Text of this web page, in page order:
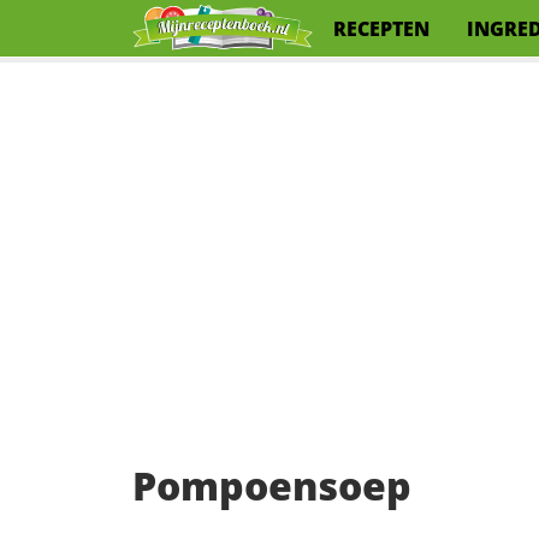
RECEPTEN
Pompoensoep